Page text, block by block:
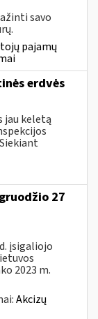
savo
pajamų
erdvės
jau keletą
27
įsigaliojo
2023 m.
Akcizų